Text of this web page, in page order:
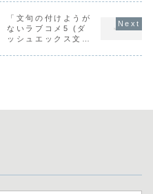
「文句の付けようが
ないラブコメ5 (ダ
ッシュエックス文